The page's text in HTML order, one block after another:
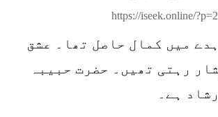
https://iseek.online/
میں کمال حاصل تھا۔ عشق
رہتی تھیں۔ حضرت حبیبہ
ہے۔